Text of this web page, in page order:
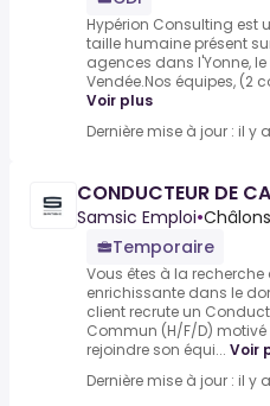
Hypérion Consulting est
taille humaine présent
agences dans l'Yonne, le
Vendée.Nos équipes, (2
Voir plus
Dernière mise à jour : il y
CONDUCTEUR DE
Samsic Emploi•
Temporaire
Vous êtes à la
enrichissante dans le
client recrute un
Commun (H/F/D)
rejoindre son équi... Voir
Dernière mise à jour : il y